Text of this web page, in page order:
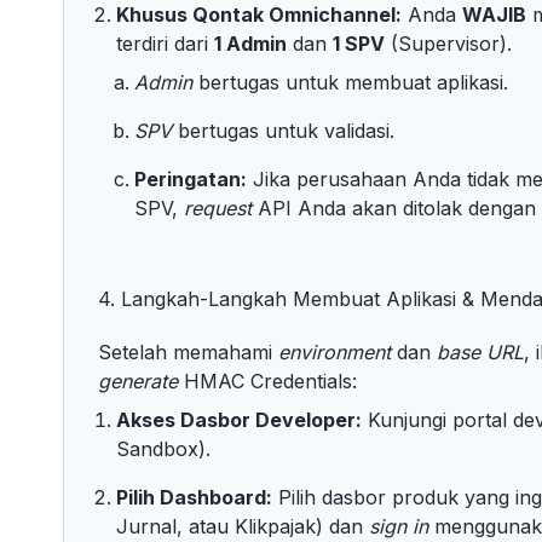
Khusus Qontak Omnichannel: Anda WAJIB
terdiri dari 1 Admin dan 1 SPV (Supervisor).
Adminbertugas untuk membuat aplikasi.
SPVbertugas untuk validasi.
Peringatan: Jika perusahaan Anda tidak
SPV, requestAPI Anda akan ditolak
4. Langkah-Langkah Membuat Aplikasi &
Setelah memahami environmentdan base URL,
generateHMAC Credentials:
Akses Dasbor Developer: Kunjungi portal
Sandbox).
Pilih Dashboard: Pilih dasbor produk yang
Jurnal, atau Klikpajak) dan sign in